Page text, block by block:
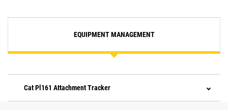
EQUIPMENT MANAGEMENT
Cat Pl161 Attachment Tracker